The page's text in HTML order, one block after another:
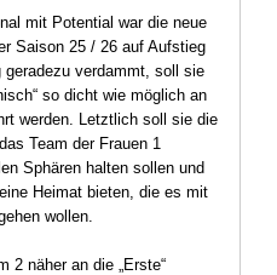
mit Potential war die neue
Saison 25 / 26 auf Aufstieg
verdammt, soll sie
so dicht wie möglich an
werden. Letztlich soll sie die
Team der Frauen 1
Sphären halten sollen und
Heimat bieten, die es mit
wollen.
2 näher an die „Erste“